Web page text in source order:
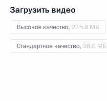
Загрузить видео
Высокое качество, 275.8 МБ
Стандартное качество, 38.0 МБ